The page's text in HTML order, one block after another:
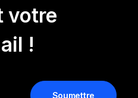
votre
!